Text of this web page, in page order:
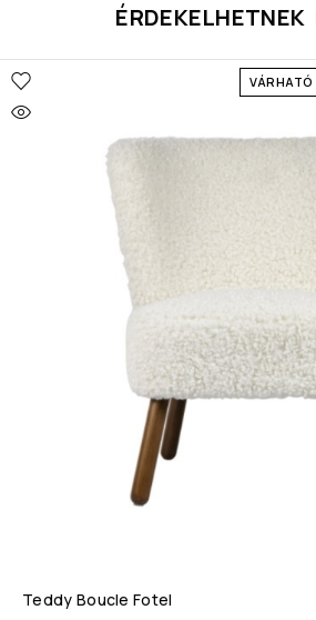
Teddy Boucle Fotel